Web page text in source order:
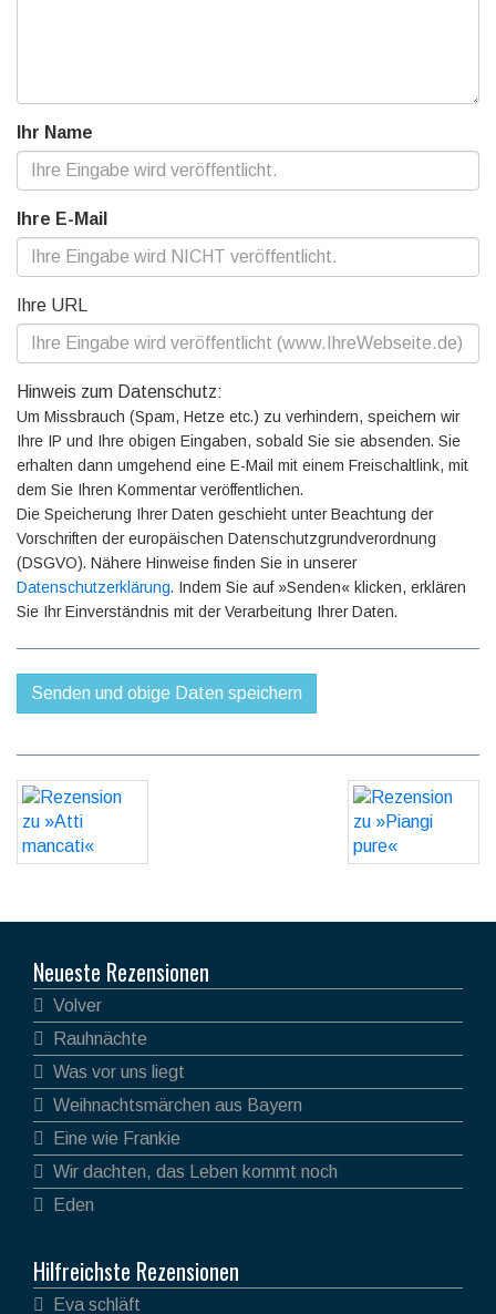
Ihr Name
Ihre E-Mail
Ihre URL
Hinweis zum Datenschutz:
Um Missbrauch (Spam, Hetze etc.) zu verhindern, speichern wir
Ihre IP und Ihre obigen Eingaben, sobald Sie sie absenden. Sie
erhalten dann umgehend eine E-Mail mit einem Freischaltlink, mit
dem Sie Ihren Kommentar veröffentlichen.
Die Speicherung Ihrer Daten geschieht unter Beachtung der
Vorschriften der europäischen Datenschutzgrundverordnung
(DSGVO). Nähere Hinweise finden Sie in unserer
Datenschutzerklärung. Indem Sie auf »Senden« klicken, erklären
Sie Ihr Einverständnis mit der Verarbeitung Ihrer Daten.
Neueste Rezensionen
Volver
Rauhnächte
Was vor uns liegt
Weihnachtsmärchen aus Bayern
Eine wie Frankie
Wir dachten, das Leben kommt noch
Eden
Hilfreichste Rezensionen
Eva schläft